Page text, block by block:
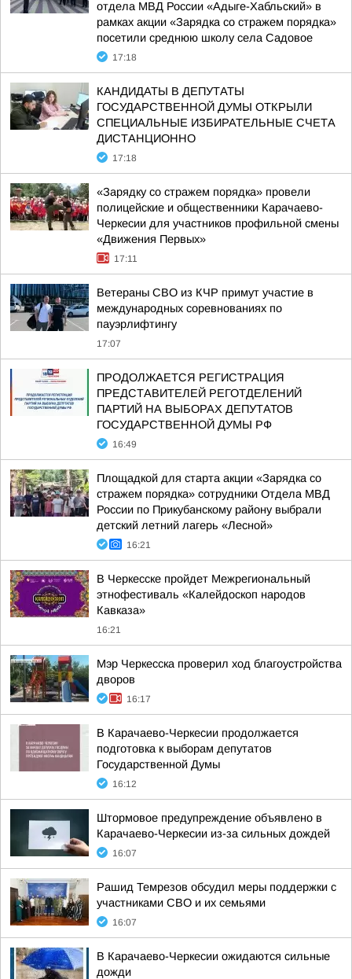
отдела МВД России «Адыге-Хабльский» в
рамках акции «Зарядка со стражем порядка»
посетили среднюю школу села Садовое
17:18
КАНДИДАТЫ В ДЕПУТАТЫ
ГОСУДАРСТВЕННОЙ ДУМЫ ОТКРЫЛИ
СПЕЦИАЛЬНЫЕ ИЗБИРАТЕЛЬНЫЕ СЧЕТА
ДИСТАНЦИОННО
17:18
«Зарядку со стражем порядка» провели
полицейские и общественники Карачаево-
Черкесии для участников профильной смены
«Движения Первых»
17:11
Ветераны СВО из КЧР примут участие в
международных соревнованиях по
пауэрлифтингу
17:07
ПРОДОЛЖАЕТСЯ РЕГИСТРАЦИЯ
ПРЕДСТАВИТЕЛЕЙ РЕГОТДЕЛЕНИЙ
ПАРТИЙ НА ВЫБОРАХ ДЕПУТАТОВ
ГОСУДАРСТВЕННОЙ ДУМЫ РФ
16:49
Площадкой для старта акции «Зарядка со
стражем порядка» сотрудники Отдела МВД
России по Прикубанскому району выбрали
детский летний лагерь «Лесной»
16:21
В Черкесске пройдет Межрегиональный
этнофестиваль «Калейдоскоп народов
Кавказа»
16:21
Мэр Черкесска проверил ход благоустройства
дворов
16:17
В Карачаево-Черкесии продолжается
подготовка к выборам депутатов
Государственной Думы
16:12
Штормовое предупреждение объявлено в
Карачаево-Черкесии из-за сильных дождей
16:07
Рашид Темрезов обсудил меры поддержки с
участниками СВО и их семьями
16:07
В Карачаево-Черкесии ожидаются сильные
дожди